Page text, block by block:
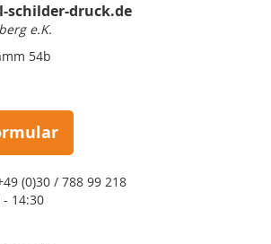
schilder-druck.de
e.K.
54b
(0)30 / 788 99 218
- 14:30